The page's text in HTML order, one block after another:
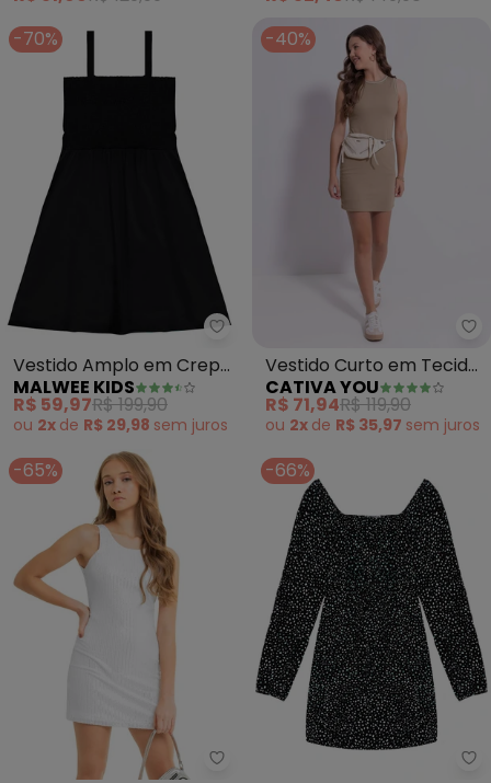
(Roxo)
-70%
Malwee Kids - Vestido Amplo
Vestido Amplo em Crepe
Teen (Preto)
MALWEE KIDS
R$ 59,97R$ 199,90
ou 2x de R$ 29,98 sem juros
-40%
Vestido Curto em Tecido
Texturizado (Marrom)
CATIVA YOU
R$ 71,94R$ 119,90
ou 2x de R$ 35,97 sem juros
-65%
Gloss - Vestido Juvenil de
-66%